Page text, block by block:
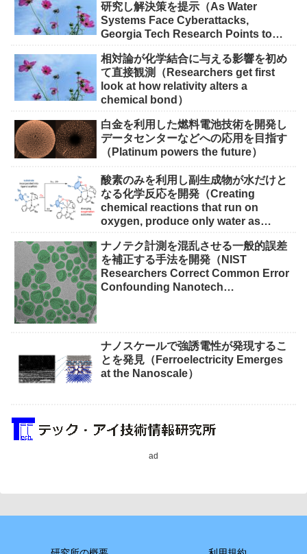
研究し解決策を提示（As Water
Systems Face Cyberattacks,
Georgia Tech Research Points to
相対論が化学結合に与える影響を初め
て直接観測（Researchers get first
look at how relativity alters a
chemical bond）
白金を利用した燃料電池技術を開発し
データセンターなどへの応用を目指す
（Platinum powers the future）
酸素のみを利用し副生成物が水だけと
なる化学反応を開発（Creating
chemical reactions that run on
oxygen, produce only water as
ナノテク計測を混乱させる一般的誤差
を補正する手法を開発（NIST
Researchers Correct Common Error
Confounding Nanotech
ナノスケールで強誘電性が発現するこ
とを発見（Ferroelectricity Emerges
at the Nanoscale）
ad